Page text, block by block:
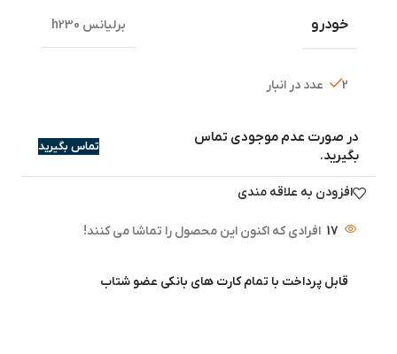
خودرو برلیانس h230
2 عدد در انبار
در صورت عدم موجودی تماس
بگیرید.
تماس بگیرید
افزودن به علاقه مندی
17 افرادی که اکنون این محصول را تماشا می کنند!
قابل پرداخت با تمام کارت های بانکی عضو شتاب